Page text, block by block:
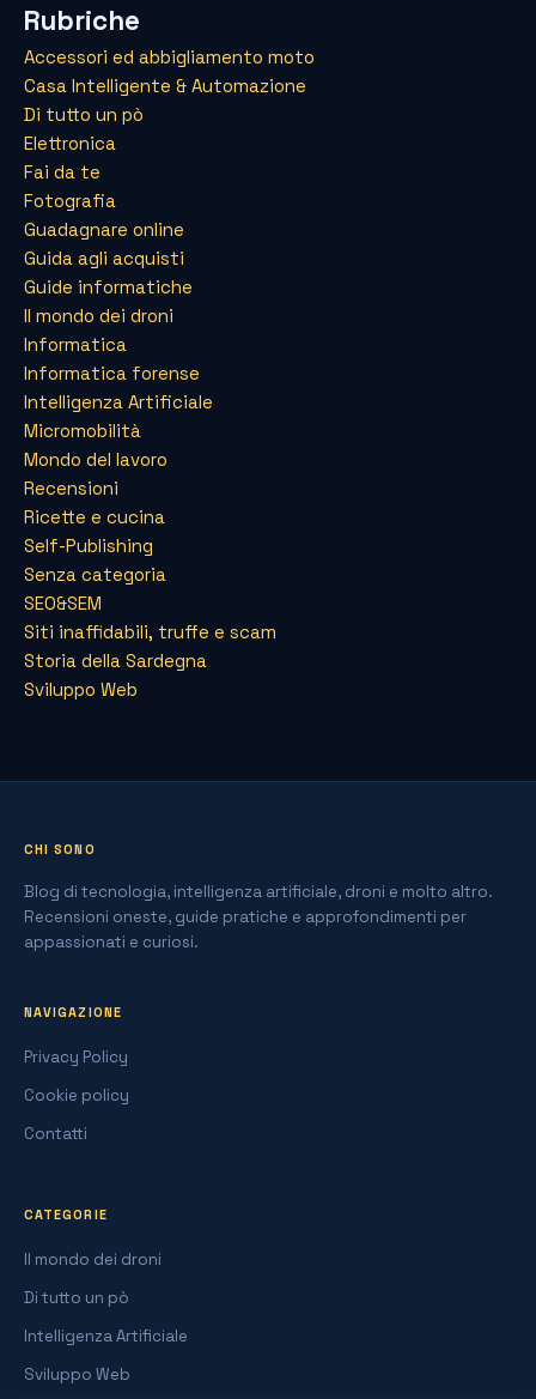
Rubriche
Accessori ed abbigliamento moto
Casa Intelligente & Automazione
Di tutto un pò
Elettronica
Fai da te
Fotografia
Guadagnare online
Guida agli acquisti
Guide informatiche
Il mondo dei droni
Informatica
Informatica forense
Intelligenza Artificiale
Micromobilità
Mondo del lavoro
Recensioni
Ricette e cucina
Self-Publishing
Senza categoria
SEO&SEM
Siti inaffidabili, truffe e scam
Storia della Sardegna
Sviluppo Web
CHI SONO
Blog di tecnologia, intelligenza artificiale, droni e molto altro.
Recensioni oneste, guide pratiche e approfondimenti per
appassionati e curiosi.
NAVIGAZIONE
Privacy Policy
Cookie policy
Contatti
CATEGORIE
Il mondo dei droni
Di tutto un pò
Intelligenza Artificiale
Sviluppo Web